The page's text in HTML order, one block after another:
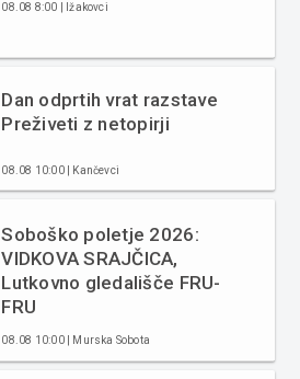
08.08 8:00 | Ižakovci
Dan odprtih vrat razstave
Preživeti z netopirji
08.08 10:00 | Kančevci
Soboško poletje 2026:
VIDKOVA SRAJČICA,
Lutkovno gledališče FRU-
FRU
08.08 10:00 | Murska Sobota